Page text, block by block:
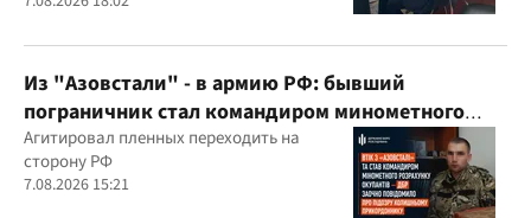
Из "Азовстали" - в армию РФ: бывший
пограничник стал командиром минометного
расчета оккупантов
Агитировал пленных переходить на
сторону РФ
7.08.2026 15:21